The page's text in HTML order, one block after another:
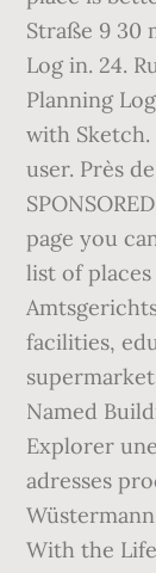
Straße 9 30
Log in. 24.
Planning
with Sketch.
user. Près
page you
list of
facilities,
Named
Explorer
adresses
With the